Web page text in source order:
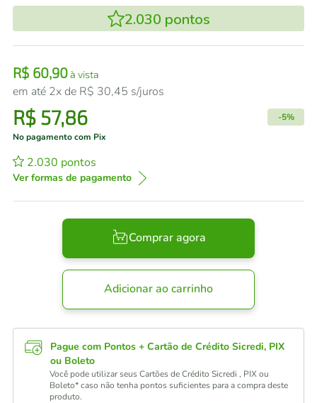
2.030 pontos
R$ 60,90à vista
em até 2x de R$ 30,45 s/juros
R$ 57,86 -5%
No pagamento com Pix
2.030 pontos
Ver formas de pagamento
Comprar agora
Adicionar ao carrinho
Pague com Pontos + Cartão de Crédito Sicredi, PIX
ou Boleto
Você pode utilizar seus Cartões de Crédito Sicredi , PIX ou
Boleto* caso não tenha pontos suficientes para a compra deste
produto.